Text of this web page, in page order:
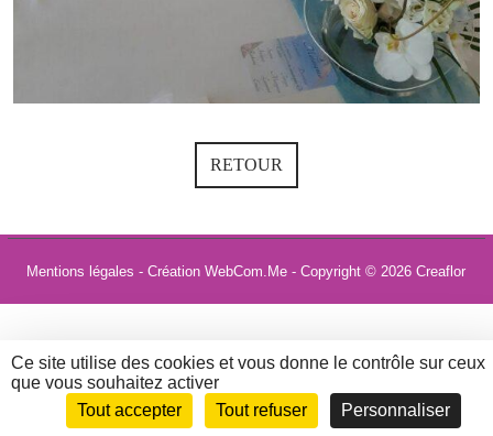
RETOUR
Mentions légales - Création WebCom.Me - Copyright © 2026Creaflor
Ce site utilise des cookies et vous donne le contrôle sur ceux
que vous souhaitez activer
Tout accepter
Tout refuser Personnaliser